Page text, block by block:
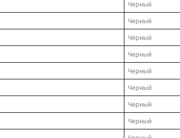
Черный
Черный
Черный
Черный
Черный
Черный
Черный
Черный